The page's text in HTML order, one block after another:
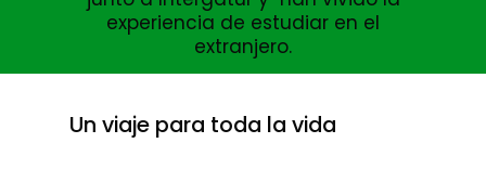
experiencia de estudiar en el
extranjero.
Un viaje para toda la vida